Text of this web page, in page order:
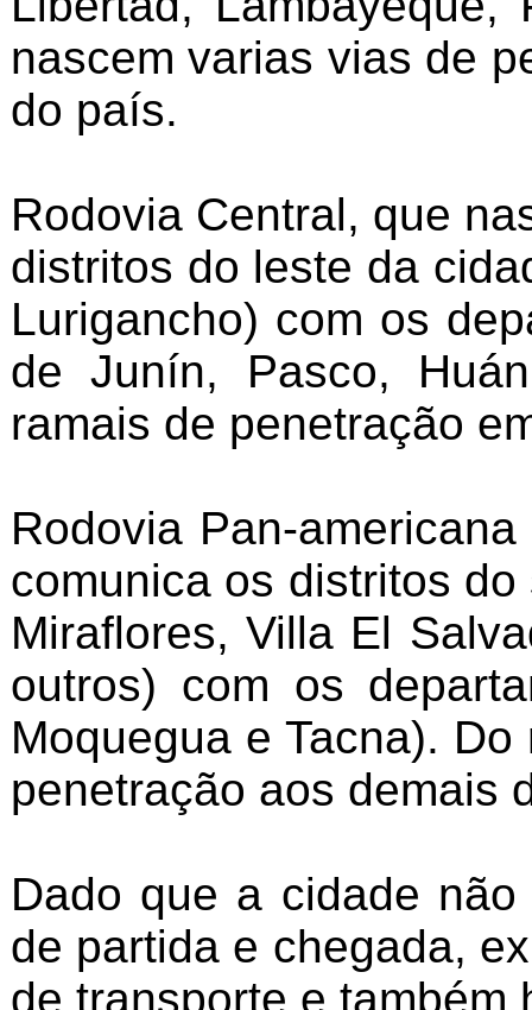
nascem varias vias de
do país.
Rodovia Central, que
distritos do leste da
Lurigancho) com os
de Junín, Pasco,
ramais de penetração
Rodovia Pan-
comunica os distritos
Miraflores, Villa El
outros) com os
Moquegua e Tacna).
penetração aos demais
Dado que a cidade
de partida e chegada,
de transporte e também